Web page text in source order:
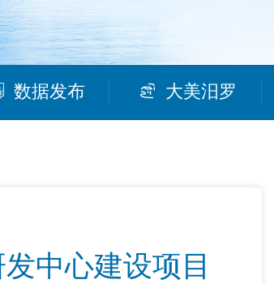
数据发布 大美汨罗
中心建设项目